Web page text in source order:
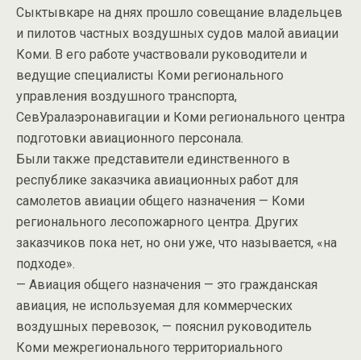
Сыктывкаре на днях прошло совещание владельцев
и пилотов частных воздушных судов малой авиации
Коми. В его работе участвовали руководители и
ведущие специалисты Коми регионального
управления воздушного транспорта,
СевУралаэронавигации и Коми регионального центра
подготовки авиационного персонала.
Были также представители единственного в
республике заказчика авиационных работ для
самолетов авиации общего назначения — Коми
регионального лесопожарного центра. Других
заказчиков пока нет, но они уже, что называется, «на
подходе».
— Авиация общего назначения — это гражданская
авиация, не используемая для коммерческих
воздушных перевозок, — пояснил руководитель
Коми межрегионального территориального